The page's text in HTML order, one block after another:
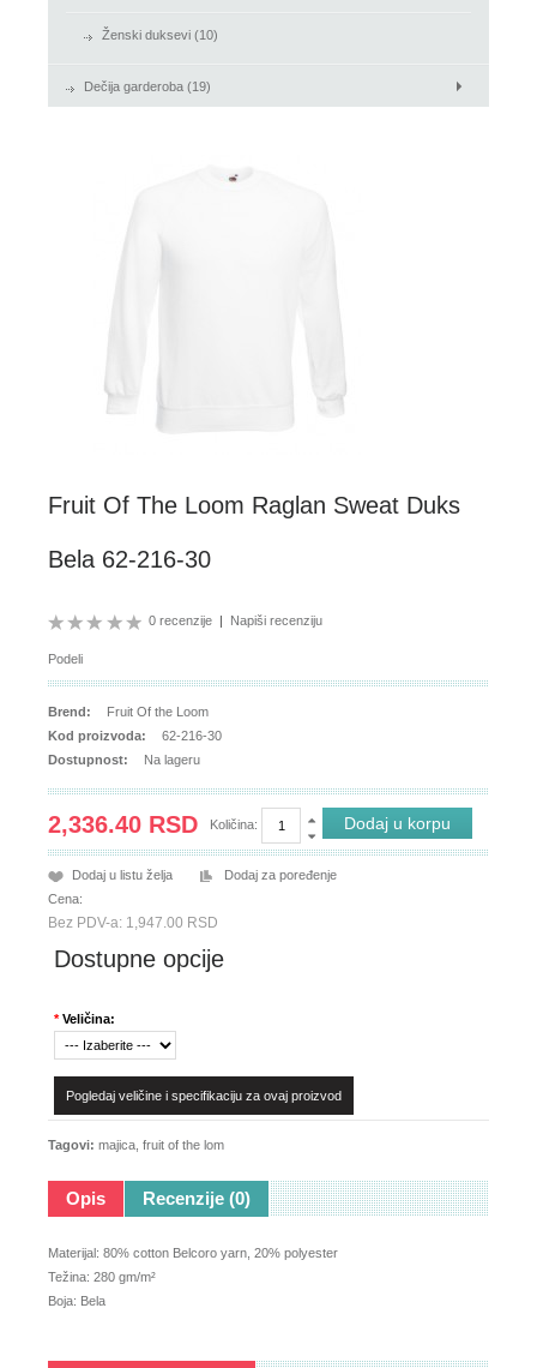
Ženski duksevi (10)
Dečija garderoba (19)
Fruit Of The Loom Raglan Sweat Duks
Bela 62-216-30
0 recenzije | Napiši recenziju
Podeli
Brend:
Fruit Of the Loom
Kod proizvoda:
62-216-30
Dostupnost:
Na lageru
2,336.40 RSD Količina:
Dodaj u listu želja
Dodaj za poređenje
Cena:
Bez PDV-a: 1,947.00 RSD
Dostupne opcije
* Veličina:
Pogledaj veličine i specifikaciju za ovaj proizvod
Tagovi: majica fruit of the lom
Opis Recenzije (0)
Materijal: 80% cotton Belcoro yarn, 20% polyester
Težina: 280 gm/m²
Boja: Bela